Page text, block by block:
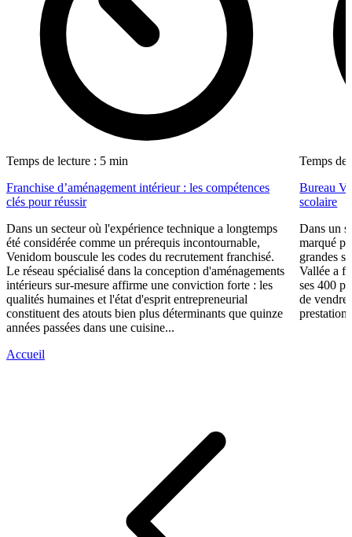
Temps de lecture : 5 min
Franchise d’aménagement intérieur : les compétences
clés pour réussir
Dans un secteur où l'expérience technique a longtemps
été considérée comme un prérequis incontournable,
Venidom bouscule les codes du recrutement franchisé.
Le réseau spécialisé dans la conception d'aménagements
intérieurs sur-mesure affirme une conviction forte : les
qualités humaines et l'état d'esprit entrepreneurial
constituent des atouts bien plus déterminants que quinze
années passées dans une cuisine...
Temps de
Bureau
scolaire
Dans un
marqué
grandes
Vallée a
ses 400
de vendre
Accueil